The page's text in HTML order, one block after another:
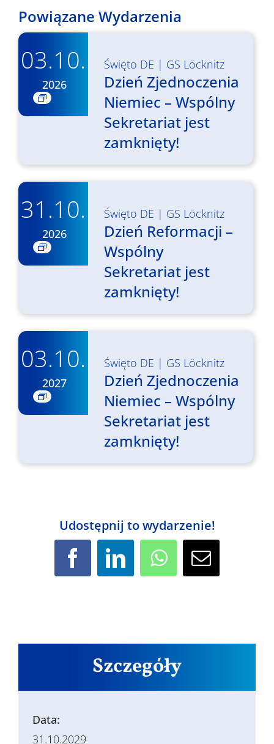
Powiązane Wydarzenia
03.10.
2026
Święto DE | GS Löcknitz
Dzień Zjednoczenia
Niemiec – Wspólny
Sekretariat jest
zamknięty!
31.10.
2026
Święto DE | GS Löcknitz
Dzień Reformacji –
Wspólny
Sekretariat jest
zamknięty!
03.10.
2027
Święto DE | GS Löcknitz
Dzień Zjednoczenia
Niemiec – Wspólny
Sekretariat jest
zamknięty!
Udostępnij to wydarzenie!
LinkedIn WhatsAppEmail
Szczegóły
Data:
31.10.2029